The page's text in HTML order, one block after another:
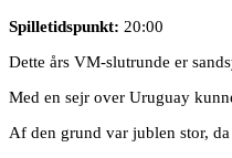
Spilletidspunkt: 20:00
Dette års VM-slutrunde er
Med en sejr over Uruguay
Af den grund var jublen stor,